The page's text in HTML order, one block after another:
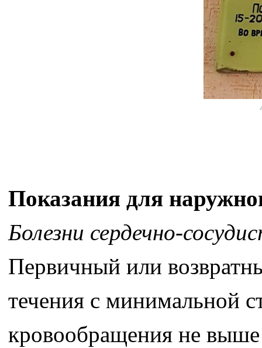
Показания для
Болезни сердечно-
Первичный или
течения с минимальной
кровообращения не